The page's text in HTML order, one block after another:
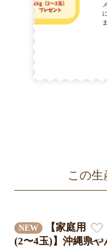
この
NEW
【家庭用1kg
(2〜4玉)】沖縄県や